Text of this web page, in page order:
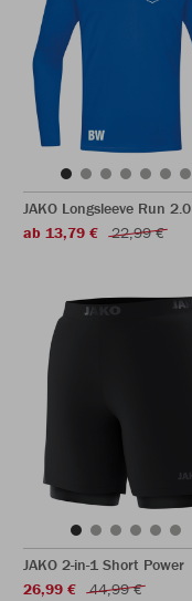
JAKO Longsleeve Run 2.0
ab 13,79 €
22,99 €
JAKO 2-in-1 Short Power
26,99 €
44,99 €